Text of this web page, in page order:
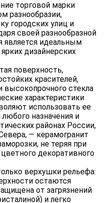
торговой марки
разнообразии,
городских улиц и
своей разнообразной
является идеальным
дизайнерских
поверхность,
красителей,
стекла
характеристики
использовать ее
назначения и
районах России,
— керамогранит
не теряя при
декоративного
верхушки рельефа:
остаются
от загрязнений
и легко